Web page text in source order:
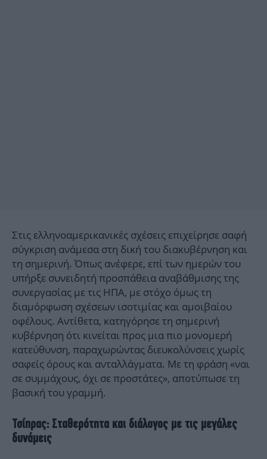
Στις ελληνοαμερικανικές σχέσεις επιχείρησε σαφή
σύγκριση ανάμεσα στη δική του διακυβέρνηση και
τη σημερινή. Όπως ανέφερε, επί των ημερών του
υπήρξε συνειδητή προσπάθεια αναβάθμισης της
συνεργασίας με τις ΗΠΑ, με στόχο όμως τη
διαμόρφωση σχέσεων ισοτιμίας και αμοιβαίου
οφέλους. Αντίθετα, κατηγόρησε τη σημερινή
κυβέρνηση ότι κινείται προς μια πιο μονομερή
κατεύθυνση, παραχωρώντας διευκολύνσεις χωρίς
σαφείς όρους και ανταλλάγματα. Με τη φράση «ναι
σε συμμάχους, όχι σε προστάτες», αποτύπωσε τη
βασική του γραμμή.
Τσίπρας: Σταθερότητα και διάλογος με τις μεγάλες
δυνάμεις